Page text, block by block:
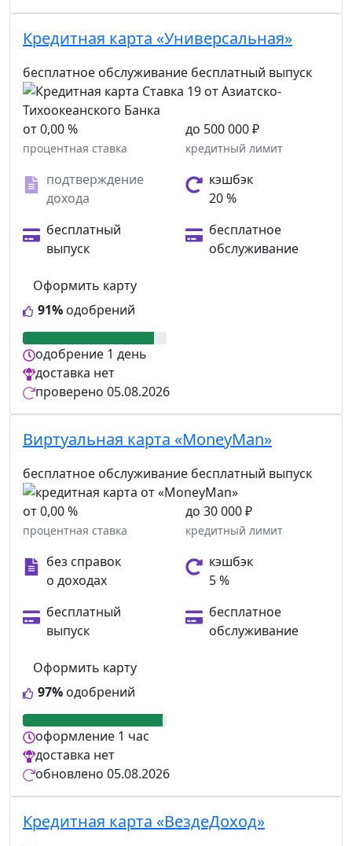
Кредитная карта «Универсальная»
бесплатное обслуживание бесплатный выпуск
от 0,00 %
процентная ставка
до 500 000 ₽
кредитный лимит
подтверждение
дохода
кэшбэк
20 %
бесплатный
выпуск
бесплатное
обслуживание
91% одобрений
Оформить карту
одобрение 1 день
доставка нет
проверено 05.08.2026
Виртуальная карта «MoneyMan»
бесплатное обслуживание бесплатный выпуск
от 0,00 %
процентная ставка
до 30 000 ₽
кредитный лимит
без справок
о доходах
кэшбэк
5 %
бесплатный
выпуск
бесплатное
обслуживание
97% одобрений
Оформить карту
оформление 1 час
доставка нет
обновлено 05.08.2026
Кредитная карта «ВездеДоход»